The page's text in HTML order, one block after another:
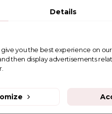
Details
give you the best experience on
then display advertisements